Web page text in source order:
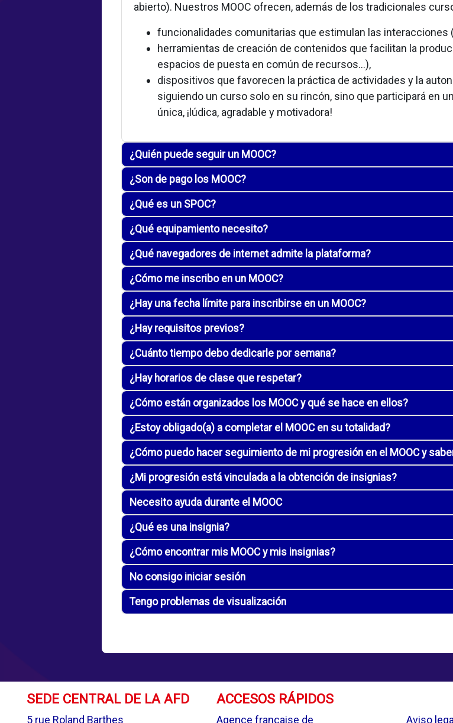
abierto). Nuestros MOOC ofrecen, además de los tradicionales
funcionalidades comunitarias que estimulan las interacciones
herramientas de creación de contenidos que facilitan la
espacios de puesta en común de recursos...),
dispositivos que favorecen la práctica de actividades y la
siguiendo un curso solo en su rincón, sino que participará en
única, ¡lúdica, agradable y motivadora!
¿Quién puede seguir un MOOC?
¿Son de pago los MOOC?
¿Qué es un SPOC?
¿Qué equipamiento necesito?
¿Qué navegadores de internet admite la plataforma?
¿Cómo me inscribo en un MOOC?
¿Hay una fecha límite para inscribirse en un MOOC?
¿Hay requisitos previos?
¿Cuánto tiempo debo dedicarle por semana?
¿Hay horarios de clase que respetar?
¿Cómo están organizados los MOOC y qué se hace en ellos?
¿Estoy obligado(a) a completar el MOOC en su totalidad?
¿Cómo puedo hacer seguimiento de mi progresión en el MOOC y
¿Mi progresión está vinculada a la obtención de insignias?
Necesito ayuda durante el MOOC
¿Qué es una insignia?
¿Cómo encontrar mis MOOC y mis insignias?
No consigo iniciar sesión
Tengo problemas de visualización
SEDE CENTRAL DE LA AFD
5 rue Roland Barthes
ACCESOS RÁPIDOS
Agence française de Aviso legal